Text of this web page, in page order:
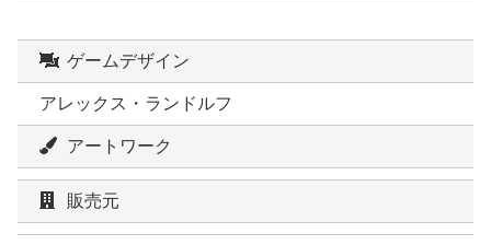
ゲームデザイン
アレックス・ランドルフ
アートワーク
販売元